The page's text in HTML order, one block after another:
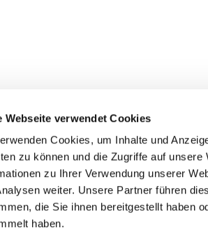
Webseite verwendet Cookies
Cookies, um Inhalte und
zu können und die Zugriffe auf
zu Ihrer Verwendung unserer
weiter. Unsere Partner führen
die Sie ihnen bereitgestellt haben
haben.
Kirchengemeinde Pfarrei St.